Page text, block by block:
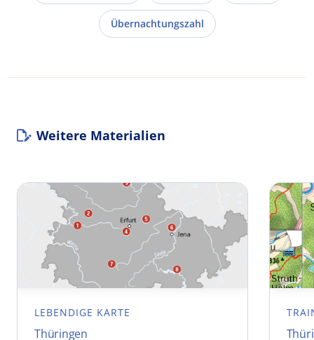
Übernachtungszahl
Weitere Materialien
LEBENDIGE KARTE
Thüringen